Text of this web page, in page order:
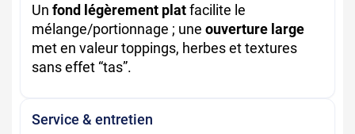
Un fond légèrement platfacilite le
mélange/portionnage ; une ouverture large
met en valeur toppings, herbes et textures
sans effet “tas”.
Service & entretien